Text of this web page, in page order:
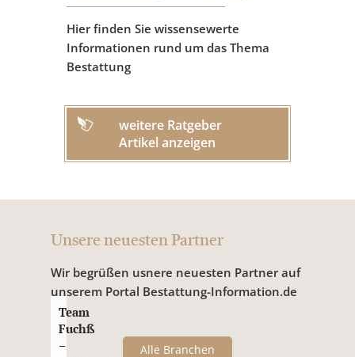
Hier finden Sie wissensewerte
Informationen rund um das Thema
Bestattung
weitere Ratgeber
Artikel anzeigen
Unsere neuesten Partner
Wir begrüßen usnere neuesten Partner auf
unserem Portal Bestattung-Information.de
Alle Branchen
Team
Fuchß
–